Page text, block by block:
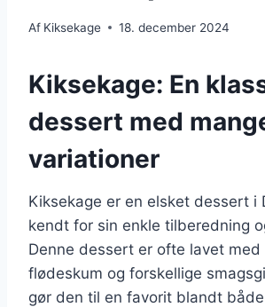
Af Kiksekage 18. december 2024
Kiksekage: En
dessert med
variationer
Kiksekage er en elsket dessert i
kendt for sin enkle tilberedning
Denne dessert er ofte lavet med
flødeskum og forskellige
gør den til en favorit blandt